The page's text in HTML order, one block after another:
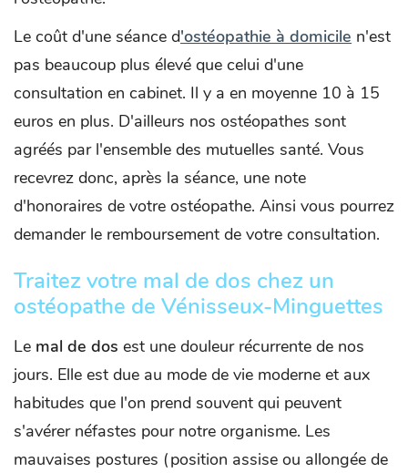
Le coût d'une séance d'ostéopathie à domicile n'est
pas beaucoup plus élevé que celui d'une
consultation en cabinet. Il y a en moyenne 10 à 15
euros en plus. D'ailleurs nos ostéopathes sont
agréés par l'ensemble des mutuelles santé. Vous
recevrez donc, après la séance, une note
d'honoraires de votre ostéopathe. Ainsi vous pourrez
demander le remboursement de votre consultation.
Traitez votre mal de dos chez un
ostéopathe de Vénisseux-Minguettes
Le mal de dos est une douleur récurrente de nos
jours. Elle est due au mode de vie moderne et aux
habitudes que l'on prend souvent qui peuvent
s'avérer néfastes pour notre organisme. Les
mauvaises postures (position assise ou allongée de